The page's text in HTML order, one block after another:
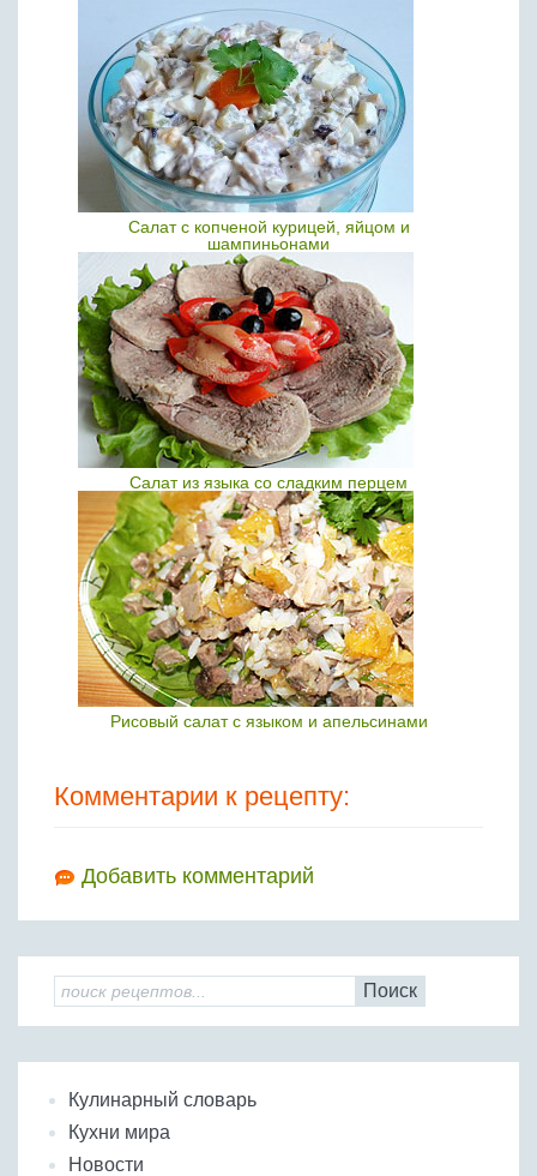
Салат с копченой курицей, яйцом и
шампиньонами
Салат из языка со сладким перцем
Рисовый салат с языком и апельсинами
Комментарии к рецепту:
Добавить комментарий
Поиск
Кулинарный словарь
Кухни мира
Новости